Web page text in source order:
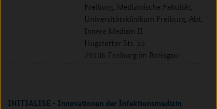
Freiburg, Medizinische Fakultät,
Universitätsklinikum Freiburg, Abt.
Innere Medizin II
Hugstetter Str. 55
79106 Freiburg im Breisgau
INITIALISE - Innovationen der Infektionsmedizin